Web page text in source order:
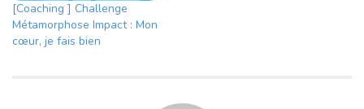
[Coaching ] Challenge
Métamorphose Impact : Mon
cœur, je fais bien